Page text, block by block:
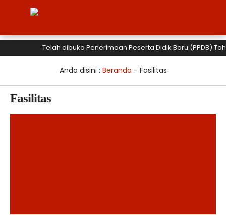
Telah dibuka Penerimaan Peserta Didik Baru (PPDB)
Anda disini : Beranda - Fasilitas
Fasilitas